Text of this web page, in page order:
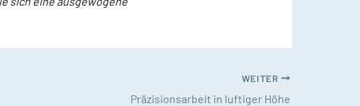
WEITER
Präzisionsarbeit in luftiger Höhe